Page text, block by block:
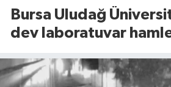
Bursa Uludağ
dev laboratuvar